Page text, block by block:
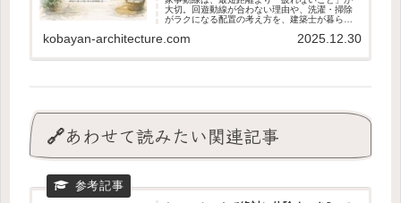
大切。回遊動線が合わない理由や、洗濯・掃除
がラクになる配置の考え方を、建築士が暮らし
kobayan-architecture.com 2025.12.30
🔗あわせて読みたい関連記事